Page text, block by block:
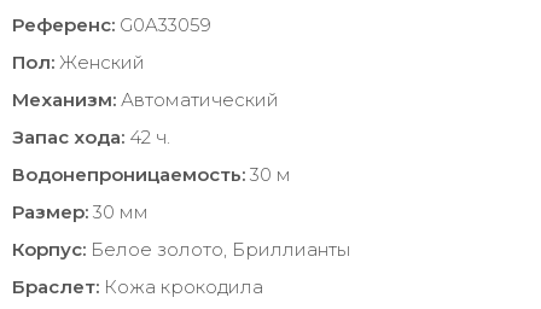
Референс: G0A33059
Пол: Женский
Механизм: Автоматический
Запас хода: 42 ч.
Водонепроницаемость: 30 м
Размер: 30 мм
Корпус: Белое золото, Бриллианты
Браслет: Кожа крокодила